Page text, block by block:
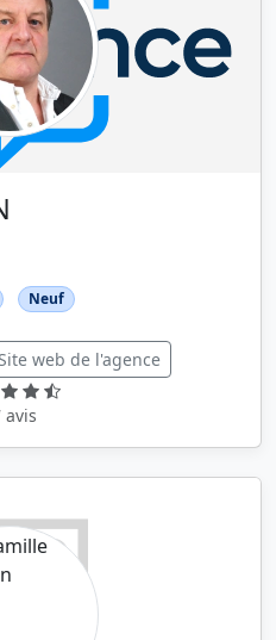
Neuf
web de l'agence
avis